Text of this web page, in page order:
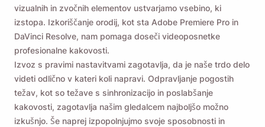
vizualnih in zvočnih elementov ustvarjamo vsebino, ki
izstopa. Izkoriščanje orodij, kot sta Adobe Premiere Pro in
DaVinci Resolve, nam pomaga doseči videoposnetke
profesionalne kakovosti.
Izvoz s pravimi nastavitvami zagotavlja, da je naše trdo delo
videti odlično v kateri koli napravi. Odpravljanje pogostih
težav, kot so težave s sinhronizacijo in poslabšanje
kakovosti, zagotavlja našim gledalcem najboljšo možno
izkušnjo. Še naprej izpopolnjujmo svoje sposobnosti in